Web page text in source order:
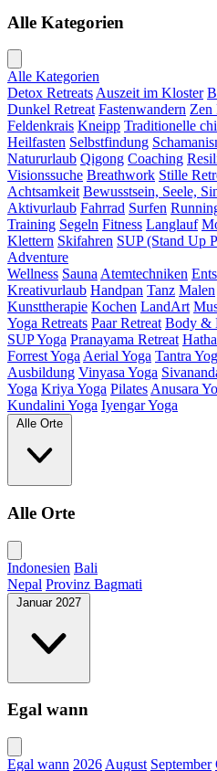
Alle Kategorien
Alle Kategorien
Detox Retreats Auszeit im Kloster
Dunkel Retreat Fastenwandern Zen
Feldenkrais Kneipp Traditionelle
Heilfasten Selbstfindung
Natururlaub Qigong Coaching
Visionssuche Breathwork Stille
Achtsamkeit Bewusstsein, Seele,
Aktivurlaub Fahrrad Surfen
Training Segeln Fitness Langlauf
Klettern Skifahren SUP (Stand Up
Adventure
Wellness Sauna Atemtechniken
Kreativurlaub Handpan Tanz Malen
Kunsttherapie Kochen LandArt
Yoga Retreats Paar Retreat Body &
SUP Yoga Pranayama Retreat
Forrest Yoga Aerial Yoga Tantra
Ausbildung Vinyasa Yoga
Yoga Kriya Yoga Pilates Anusara
Kundalini Yoga Iyengar Yoga
Alle Orte
Alle Orte
Indonesien Bali
Nepal Provinz Bagmati
Januar 2027
Egal wann
Egal wann 2026 August September